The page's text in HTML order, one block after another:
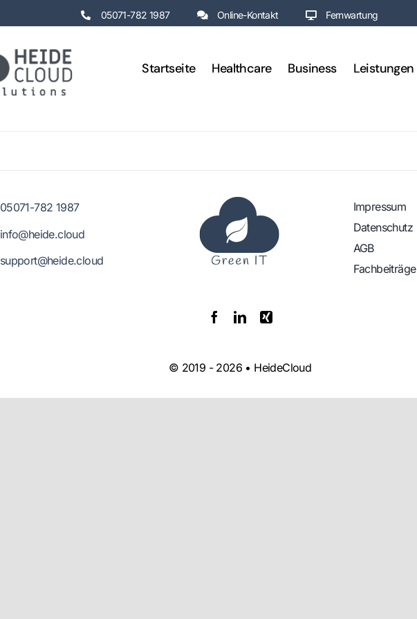
05071-782 1987 Online-Kontakt Fernwartung
Startseite Healthcare Business Leistungen
05071-782 1987
info@heide.cloud
support@heide.cloud
Impressum
Datenschutz
AGB
Fachbeiträge
© 2019 - 2026 • HeideCloud